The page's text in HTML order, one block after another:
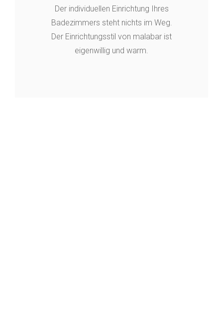
Der individuellen Einrichtung Ihres
Badezimmers steht nichts im Weg.
Der Einrichtungsstil von malabar ist
eigenwillig und warm.